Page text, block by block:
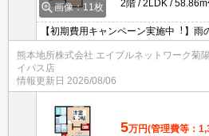
画像：11枚
2階
2LDK
【初期費⽤キャンペーン実施中︕】雨
き☆エアコン、TVモニターホン付き
まで徒歩８分と通勤や通学にも便利な
熊本地所株式会社 エイブルネットワーク菊
イパス店
情報更新日 2026/08/06
5万円(管理費等：